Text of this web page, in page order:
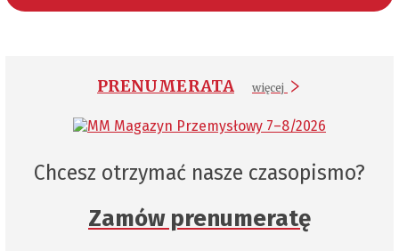
PRENUMERATA więcej
Chcesz otrzymać nasze czasopismo?
Zamów prenumeratę